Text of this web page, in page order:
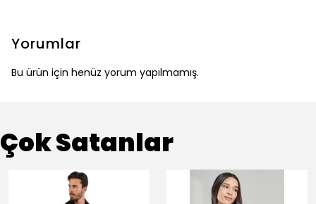
Yorumlar
Bu ürün için henüz yorum yapılmamış.
Çok Satanlar